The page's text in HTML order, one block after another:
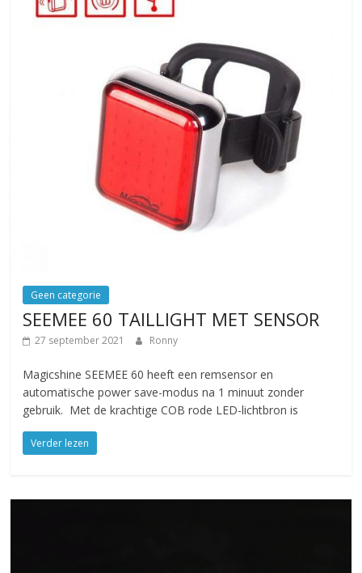
Geen categorie
SEEMEE 60 TAILLIGHT MET SENSOR
27 september 2021 Ronny
Magicshine SEEMEE 60 heeft een remsensor en
automatische power save-modus na 1 minuut zonder
gebruik. Met de krachtige COB rode LED-lichtbron is
Verder lezen